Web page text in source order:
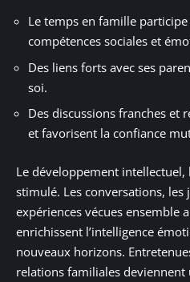
Le temps en famille participe
compétences sociales et
Des liens forts avec ses
soi.
Des discussions franches et
et favorisent la confiance
Le développement intellectuel,
stimulé. Les conversations, les
expériences vécues ensemble
enrichissent l’intelligence
nouveaux horizons.
relations familiales